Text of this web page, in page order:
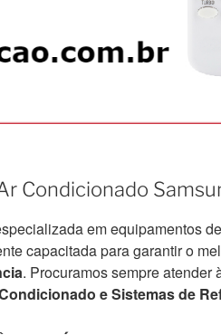
Condicionado
em equipamentos
capacitada para garantir o
. Procuramos sempre
e Sistemas de